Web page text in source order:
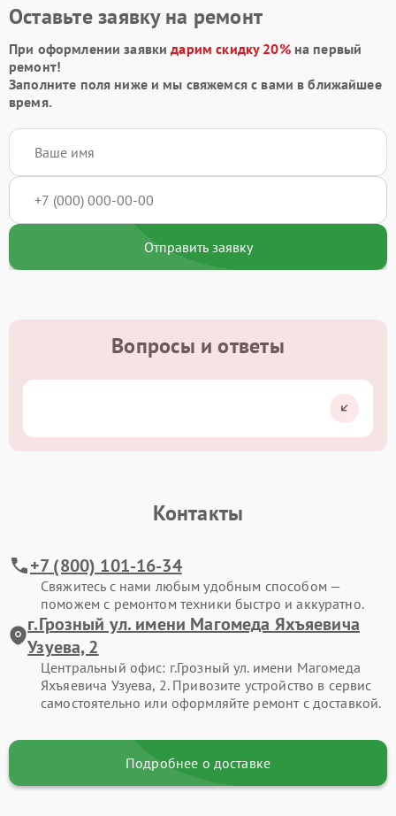
Оставьте заявку на ремонт
При оформлении заявкидарим скидку 20%на первый
ремонт!
Заполните поля ниже и мы свяжемся с вами в ближайшее
время.
Отправить заявку
Вопросы и ответы
Контакты
+7 (800) 101-16-34
Свяжитесь с нами любым удобным способом —
поможем с ремонтом техники быстро и аккуратно.
г.Грозный ул. имени Магомеда Яхъяевича
Узуева, 2
Центральный офис: г.Грозный ул. имени Магомеда
Яхъяевича Узуева, 2. Привозите устройство в сервис
самостоятельно или оформляйте ремонт с доставкой.
Подробнее о доставке